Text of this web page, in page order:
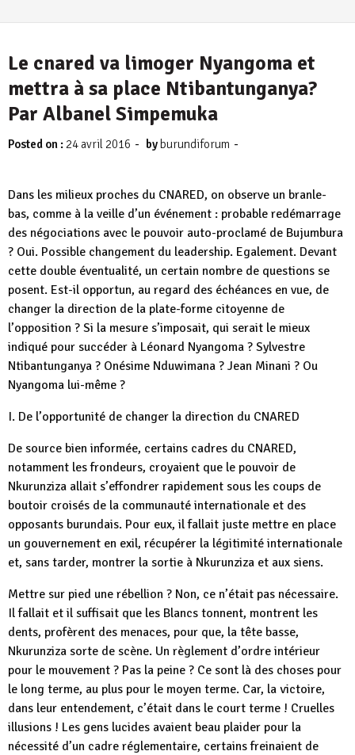
Le cnared va limoger Nyangoma et
mettra à sa place Ntibantunganya?
Par Albanel Simpemuka
Posted on : 24 avril 2016 - by burundiforum -
Dans les milieux proches du CNARED, on observe un branle-
bas, comme à la veille d’un événement : probable redémarrage
des négociations avec le pouvoir auto-proclamé de Bujumbura
? Oui. Possible changement du leadership. Egalement. Devant
cette double éventualité, un certain nombre de questions se
posent. Est-il opportun, au regard des échéances en vue, de
changer la direction de la plate-forme citoyenne de
l’opposition ? Si la mesure s’imposait, qui serait le mieux
indiqué pour succéder à Léonard Nyangoma ? Sylvestre
Ntibantunganya ? Onésime Nduwimana ? Jean Minani ? Ou
Nyangoma lui-même ?
I. De l’opportunité de changer la direction du CNARED
De source bien informée, certains cadres du CNARED,
notamment les frondeurs, croyaient que le pouvoir de
Nkurunziza allait s’effondrer rapidement sous les coups de
boutoir croisés de la communauté internationale et des
opposants burundais. Pour eux, il fallait juste mettre en place
un gouvernement en exil, récupérer la légitimité internationale
et, sans tarder, montrer la sortie à Nkurunziza et aux siens.
Mettre sur pied une rébellion ? Non, ce n’était pas nécessaire.
Il fallait et il suffisait que les Blancs tonnent, montrent les
dents, profèrent des menaces, pour que, la tête basse,
Nkurunziza sorte de scène. Un règlement d’ordre intérieur
pour le mouvement ? Pas la peine ? Ce sont là des choses pour
le long terme, au plus pour le moyen terme. Car, la victoire,
dans leur entendement, c’était dans le court terme ! Cruelles
illusions ! Les gens lucides avaient beau plaider pour la
nécessité d’un cadre réglementaire, certains freinaient de